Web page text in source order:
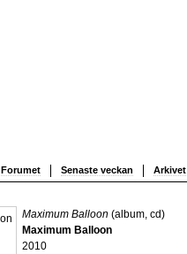
Forumet Senaste veckan Arkivet
Maximum Balloon (album, cd)
Maximum Balloon
2010